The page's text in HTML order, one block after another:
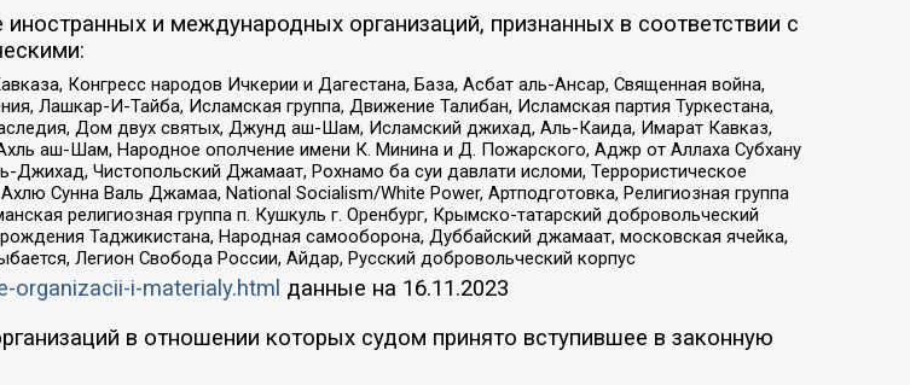
и международных организаций, признанных в соответствии с
Конгресс народов Ичкерии и Дагестана, База, Асбат аль-Ансар, Священная война,
Лашкар-И-Тайба, Исламская группа, Движение Талибан, Исламская партия Туркестана,
Дом двух святых, Джунд аш-Шам, Исламский джихад, Аль-Каида, Имарат Кавказ,
аш-Шам, Народное ополчение имени К. Минина и Д. Пожарского, Аджр от Аллаха Субхану
Чистопольский Джамаат, Рохнамо ба суи давлати исломи, Террористическое
Сунна Валь Джамаа, National Socialism/White Power, Артподготовка, Религиозная группа
религиозная группа п. Кушкуль г. Оренбург, Крымско-татарский добровольческий
Таджикистана, Народная самооборона, Дуббайский джамаат, московская ячейка,
Легион Свобода России, Айдар, Русский добровольческий корпус
i-materialy.html данные на 16.11.2023
в отношении которых судом принято вступившее в законную